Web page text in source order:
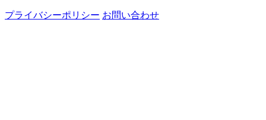
プライバシーポリシー お問い合わせ